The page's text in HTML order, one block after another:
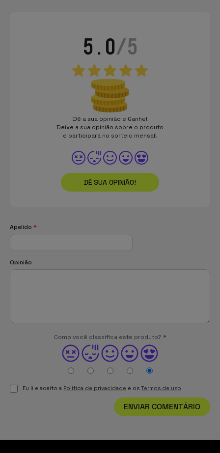
5.0/5
Dê a sua opinião e Ganhe!
Deixe a sua opinião sobre o produto
e participará no sorteio mensal!
DÊ SUA OPINIÃO!
Apelido *
Opinião
Como você classifica este produto? *
Eu li e aceito a Política de privacidade e os Termos de uso
ENVIAR COMENTÁRIO